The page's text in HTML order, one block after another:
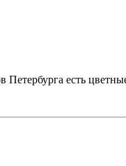
Петербурга есть